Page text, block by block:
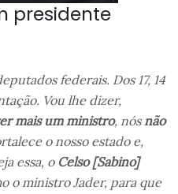
presidente
federais. Dos 17, 14
Vou lhe dizer,
mais um ministro, nósnão
o nosso estado e,
essa, o Celso [Sabino]
o ministro Jader, para que